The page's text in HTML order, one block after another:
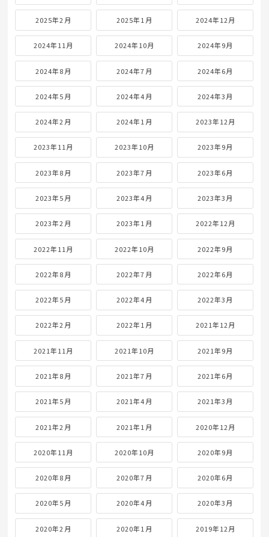
2025年2月 2025年1月 2024年12月
2024年11月 2024年10月 2024年9月
2024年8月 2024年7月 2024年6月
2024年5月 2024年4月 2024年3月
2024年2月 2024年1月 2023年12月
2023年11月 2023年10月 2023年9月
2023年8月 2023年7月 2023年6月
2023年5月 2023年4月 2023年3月
2023年2月 2023年1月 2022年12月
2022年11月 2022年10月 2022年9月
2022年8月 2022年7月 2022年6月
2022年5月 2022年4月 2022年3月
2022年2月 2022年1月 2021年12月
2021年11月 2021年10月 2021年9月
2021年8月 2021年7月 2021年6月
2021年5月 2021年4月 2021年3月
2021年2月 2021年1月 2020年12月
2020年11月 2020年10月 2020年9月
2020年8月 2020年7月 2020年6月
2020年5月 2020年4月 2020年3月
2020年2月 2020年1月 2019年12月